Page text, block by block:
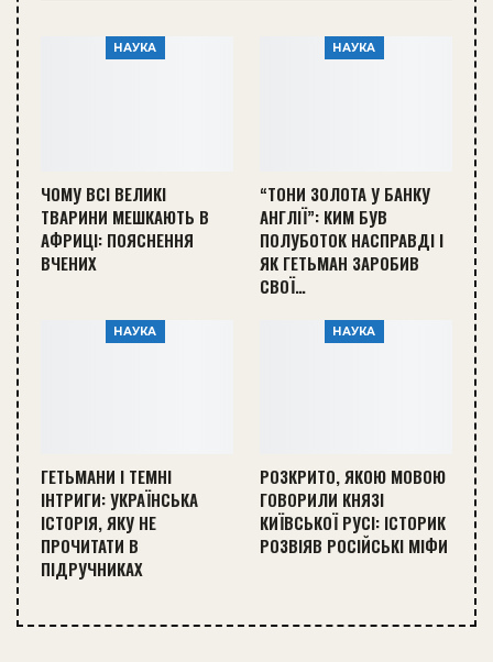
НАУКА
ЧОМУ ВСІ ВЕЛИКІ
ТВАРИНИ МЕШКАЮТЬ В
АФРИЦІ: ПОЯСНЕННЯ
ВЧЕНИХ
НАУКА
“ТОНИ ЗОЛОТА У БАНКУ
АНГЛІЇ”: КИМ БУВ
ПОЛУБОТОК НАСПРАВДІ І
ЯК ГЕТЬМАН ЗАРОБИВ
СВОЇ…
НАУКА
ГЕТЬМАНИ І ТЕМНІ
ІНТРИГИ: УКРАЇНСЬКА
ІСТОРІЯ, ЯКУ НЕ
ПРОЧИТАТИ В
ПІДРУЧНИКАХ
НАУКА
РОЗКРИТО, ЯКОЮ МОВОЮ
ГОВОРИЛИ КНЯЗІ
КИЇВСЬКОЇ РУСІ: ІСТОРИК
РОЗВІЯВ РОСІЙСЬКІ МІФИ